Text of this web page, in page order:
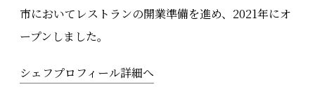
市においてレストランの開業準備を進め、2021年にオ
ープンしました。
シェフプロフィール詳細へ